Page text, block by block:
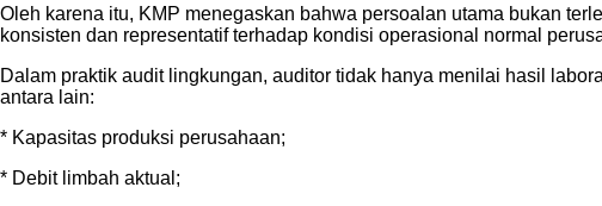
Oleh karena itu, KMP menegaskan bahwa persoalan utama bukan
konsisten dan representatif terhadap kondisi operasional normal
Dalam praktik audit lingkungan, auditor tidak hanya menilai hasil
antara lain:
* Kapasitas produksi perusahaan;
* Debit limbah aktual;